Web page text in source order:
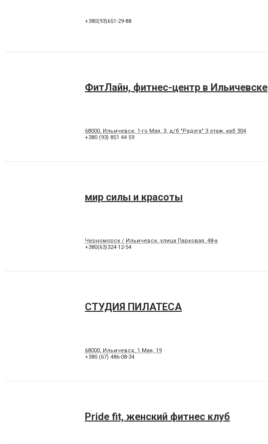
+380(93)651-29-88
ФитЛайн, фитнес-центр в Ильичевске
68000, Ильичевск, 1-го Мая, 3, д/б "Радуга" 3 этаж, каб 304
+380 (93) 851 44 59
мир силы и красоты
Черноморск / Ильичевск, улица Парковая, 48-а
+380(63)324-12-54
СТУДИЯ ПИЛАТЕСА
68000, Ильичевск, 1 Мая, 19
+380 (67) 486-08-34
Pride fit, женский фитнес клуб